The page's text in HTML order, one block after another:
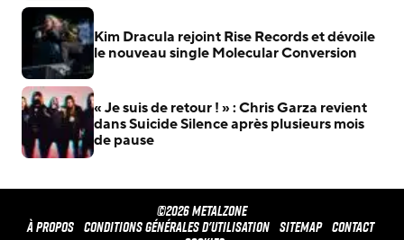
Kim Dracula rejoint Rise Records et dévoile
le nouveau single Molecular Conversion
« Je suis de retour ! » : Chris Garza revient
dans Suicide Silence après plusieurs mois
de pause
©2026 METALZONE
À propos Conditions générales d'utilisation Sitemap Contact